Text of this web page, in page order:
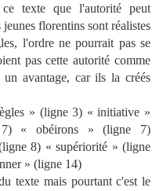
texte que l'autorité peut
florentins sont réalistes
l'ordre ne pourrait pas se
pas cette autorité comme
avantage, car ils la créés
» (ligne 3) « initiative »
« obéirons » (ligne 7)
8) « supériorité » (ligne
» (ligne 14)
texte mais pourtant c'est le